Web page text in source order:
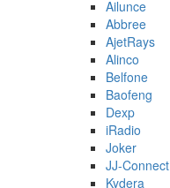
Ailunce
Abbree
AjetRays
Alinco
Belfone
Baofeng
Dexp
iRadio
Joker
JJ-Connect
Kydera